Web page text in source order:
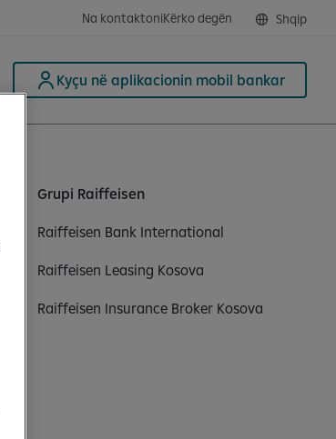
Na kontaktoniKërko degën Shqip
Kyçu në aplikacionin mobil bankar
Grupi Raiffeisen
Raiffeisen Bank International
Raiffeisen Leasing Kosova
Raiffeisen Insurance Broker Kosova